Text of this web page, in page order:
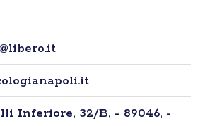
Inferiore, 32/B, - 89046, -